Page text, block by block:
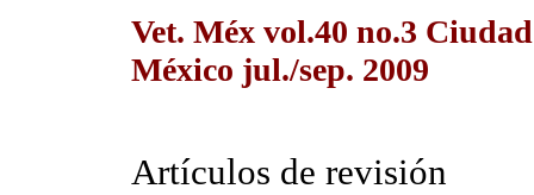
Vet. Méx vol.40 no.3
México jul./sep. 2009
Artículos de revisión